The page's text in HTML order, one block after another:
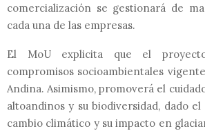
comercialización se gestionará de
cada una de las empresas.
El MoU explicita que el
compromisos socioambientales
Andina. Asimismo, promoverá el
altoandinos y su biodiversidad, dado
cambio climático y su impacto en